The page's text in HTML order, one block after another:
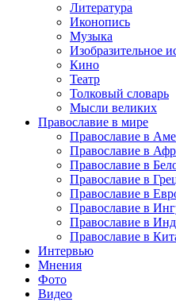
Литература
Иконопись
Музыка
Изобразительное
Кино
Театр
Толковый словарь
Мысли великих
Православие в мире
Православие в
Православие в
Православие в
Православие в
Православие в
Православие в
Православие в
Православие в
Интервью
Мнения
Фото
Видео